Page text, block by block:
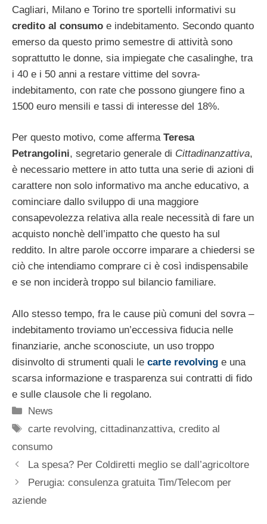
Cagliari, Milano e Torino tre sportelli informativi su
credito al consumo e indebitamento. Secondo quanto
emerso da questo primo semestre di attività sono
soprattutto le donne, sia impiegate che casalinghe, tra
i 40 e i 50 anni a restare vittime del sovra-
indebitamento, con rate che possono giungere fino a
1500 euro mensili e tassi di interesse del 18%.
Per questo motivo, come afferma Teresa
Petrangolini, segretario generale di Cittadinanzattiva,
è necessario mettere in atto tutta una serie di azioni di
carattere non solo informativo ma anche educativo, a
cominciare dallo sviluppo di una maggiore
consapevolezza relativa alla reale necessità di fare un
acquisto nonchè dell’impatto che questo ha sul
reddito. In altre parole occorre imparare a chiedersi se
ciò che intendiamo comprare ci è così indispensabile
e se non inciderà troppo sul bilancio familiare.
Allo stesso tempo, fra le cause più comuni del sovra –
indebitamento troviamo un’eccessiva fiducia nelle
finanziarie, anche sconosciute, un uso troppo
disinvolto di strumenti quali le carte revolving e una
scarsa informazione e trasparenza sui contratti di fido
e sulle clausole che li regolano.
Categorie
News
Tag
carte revolving,cittadinanzattiva,credito al
consumo
La spesa? Per Coldiretti meglio se dall’agricoltore
Perugia: consulenza gratuita Tim/Telecom per
aziende